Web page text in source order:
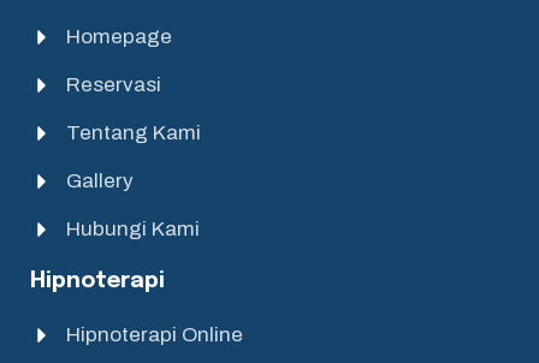
Homepage
Reservasi
Tentang Kami
Gallery
Hubungi Kami
Hipnoterapi
Hipnoterapi Online